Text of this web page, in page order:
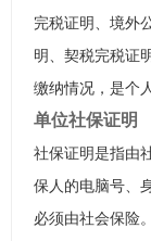
完税证明、境外
明、契税完税证
缴纳情况，是个
单位社保证明
社保证明是指由
保人的电脑号、
必须由社会保险